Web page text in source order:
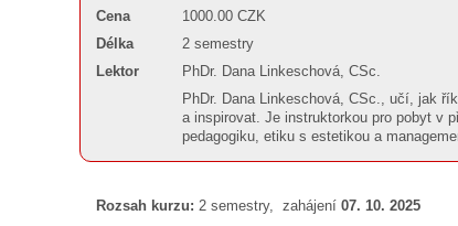
Cena
1000.00 CZK
Délka
2 semestry
Lektor
PhDr. Dana Linkeschová, CSc.
PhDr. Dana Linkeschová, CSc., učí, jak
a inspirovat. Je instruktorkou pro pobyt v
pedagogiku, etiku s estetikou a
Rozsah kurzu: 2 semestry, zahájení 07. 10. 2025